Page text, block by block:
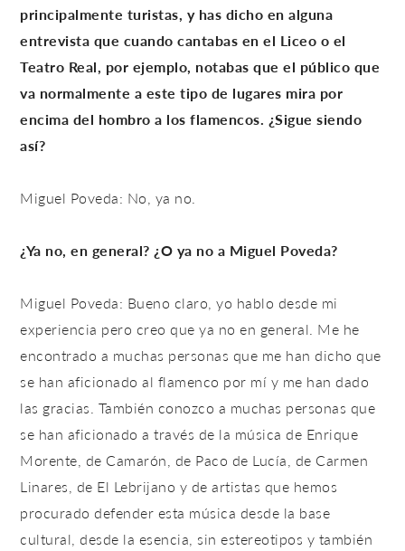
principalmente turistas, y has dicho en alguna
entrevista que cuando cantabas en el Liceo o el
Teatro Real, por ejemplo, notabas que el público que
va normalmente a este tipo de lugares mira por
encima del hombro a los flamencos. ¿Sigue siendo
así?
Miguel Poveda: No, ya no.
¿Ya no, en general? ¿O ya no a Miguel Poveda?
Miguel Poveda: Bueno claro, yo hablo desde mi
experiencia pero creo que ya no en general. Me he
encontrado a muchas personas que me han dicho que
se han aficionado al flamenco por mí y me han dado
las gracias. También conozco a muchas personas que
se han aficionado a través de la música de Enrique
Morente, de Camarón, de Paco de Lucía, de Carmen
Linares, de El Lebrijano y de artistas que hemos
procurado defender esta música desde la base
cultural, desde la esencia, sin estereotipos y también